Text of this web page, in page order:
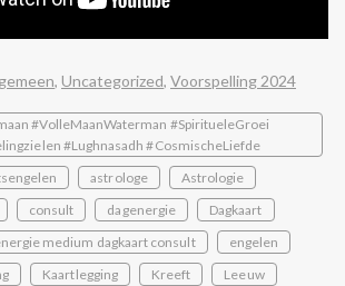
, Uncategorized, Voorspelling 2024
#VolleMaanWaterman #SpiritueleGroei
#Lughnasadh #CosmischeLiefde
astrologe
Astrologie
consult dagenergie
Dagkaart
medium dagkaart consult
engelen
Kaartlegging Kreeft
Leeuw